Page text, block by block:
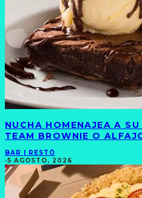
NUCHA HOMENAJEA A
TEAM BROWNIE O
BAR | RESTÓ
·5 AGOSTO, 2026